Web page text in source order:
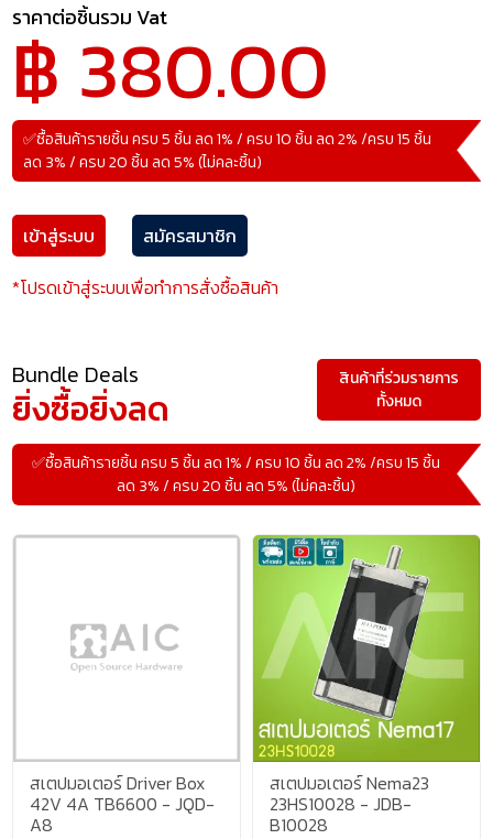
ราคาต่อชิ้นรวม Vat
฿ 380.00
✅ซื้อสินค้ารายชิ้น ครบ 5 ชิ้น ลด 1% / ครบ 10 ชิ้น ลด 2% /ครบ 15 ชิ้น
ลด 3% / ครบ 20 ชิ้น ลด 5% (ไม่คละชิ้น)
เข้าสู่ระบบ
สมัครสมาชิก
*โปรดเข้าสู่ระบบเพื่อทำการสั่งซื้อสินค้า
Bundle Deals
ยิ่งซื้อยิ่งลด
✅ซื้อสินค้ารายชิ้น ครบ 5 ชิ้น ลด 1% / ครบ 10 ชิ้น ลด 2% /ครบ 15 ชิ้น
ลด 3% / ครบ 20 ชิ้น ลด 5% (ไม่คละชิ้น)
สินค้าที่ร่วมรายการ
ทั้งหมด
สเตปมอเตอร์ Driver Box
42V 4A TB6600 - JQD-
A8
สเตปมอเตอร์ Nema23
23HS10028 - JDB-
B10028